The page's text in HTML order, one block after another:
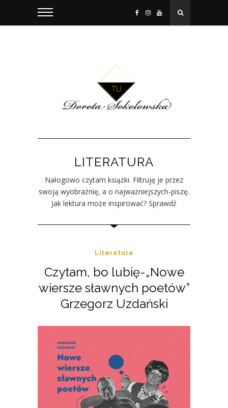
LITERATURA
Nałogowo czytam książki. Filtruję je przez
swoją wyobraźnię, a o najważniejszych-piszę.
Jak lektura może inspirować? Sprawdź
Literatura
Czytam, bo lubię-„Nowe
wiersze sławnych poetów”
Grzegorz Uzdański